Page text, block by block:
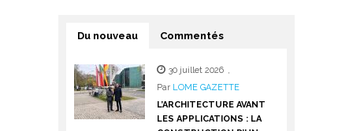
Du nouveau Commentés
30 juillet 2026 ,
Par LOME GAZETTE
L’ARCHITECTURE AVANT
LES APPLICATIONS : LA